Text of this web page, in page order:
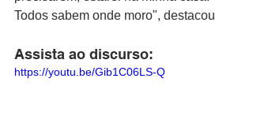
Todos sabem onde moro", destacou
Assista ao discurso:
https://youtu.be/Gib1C06LS-Q